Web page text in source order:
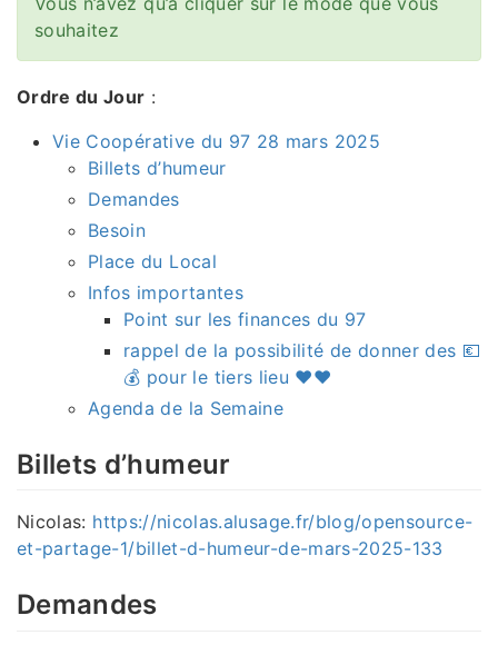
souhaitez
Ordre du Jour :
Vie Coopérative du 97 28 mars 2025
Billets d’humeur
Demandes
Besoin
Place du Local
Infos importantes
Point sur les finances du 97
rappel de la possibilité de donner des 💶
💰 pour le tiers lieu ♥️♥️
Agenda de la Semaine
Billets d’humeur
Nicolas: https://nicolas.alusage.fr/blog/opensource-
et-partage-1/billet-d-humeur-de-mars-2025-133
Demandes